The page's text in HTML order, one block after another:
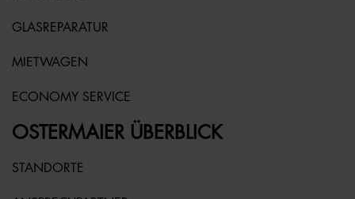
GLASREPARATUR
MIETWAGEN
ECONOMY SERVICE
OSTERMAIER ÜBERBLICK
STANDORTE